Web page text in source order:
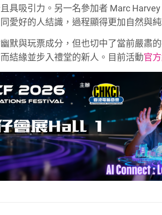
具吸引力。另一名參加者 Marc
愛好的人結識，過程顯得更加自然與純
默與玩票成分，但也切中了當前嚴肅
結緣並步入禮堂的新人。目前活動官